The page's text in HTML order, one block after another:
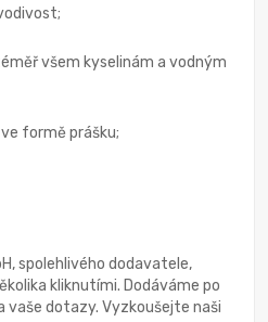
všem kyselinám a vodným
formě prášku;
spolehlivého dodavatele,
kliknutími. Dodáváme po
vaše dotazy. Vyzkoušejte naši